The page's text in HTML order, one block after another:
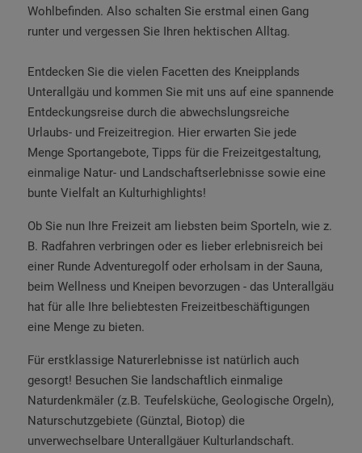
Wohlbefinden. Also schalten Sie erstmal einen Gang
runter und vergessen Sie Ihren hektischen Alltag.
Entdecken Sie die vielen Facetten des Kneipplands
Unterallgäu und kommen Sie mit uns auf eine spannende
Entdeckungsreise durch die abwechslungsreiche
Urlaubs- und Freizeitregion. Hier erwarten Sie jede
Menge Sportangebote, Tipps für die Freizeitgestaltung,
einmalige Natur- und Landschaftserlebnisse sowie eine
bunte Vielfalt an Kulturhighlights!
Ob Sie nun Ihre Freizeit am liebsten beim Sporteln, wie z.
B. Radfahren verbringen oder es lieber erlebnisreich bei
einer Runde Adventuregolf oder erholsam in der Sauna,
beim Wellness und Kneipen bevorzugen - das Unterallgäu
hat für alle Ihre beliebtesten Freizeitbeschäftigungen
eine Menge zu bieten.
Für erstklassige Naturerlebnisse ist natürlich auch
gesorgt! Besuchen Sie landschaftlich einmalige
Naturdenkmäler (z.B. Teufelsküche, Geologische Orgeln),
Naturschutzgebiete (Günztal, Biotop) die
unverwechselbare Unterallgäuer Kulturlandschaft.